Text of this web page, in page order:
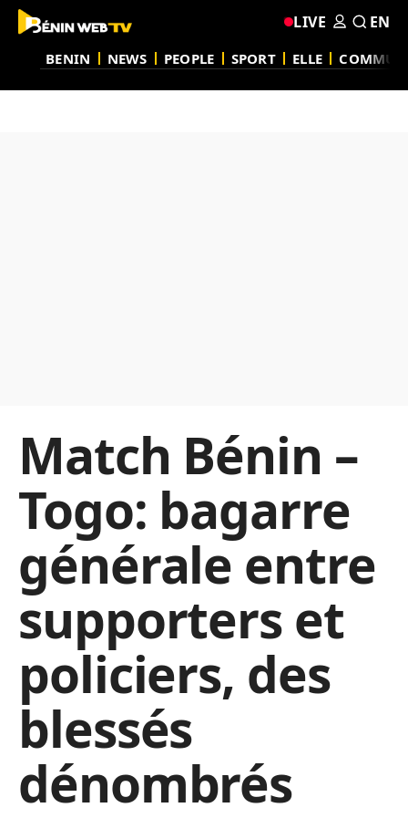
BENIN NEWS PEOPLE SPORT ELLE
LIVE EN
Match Bénin –
Togo: bagarre
générale entre
supporters et
policiers, des
blessés
dénombrés